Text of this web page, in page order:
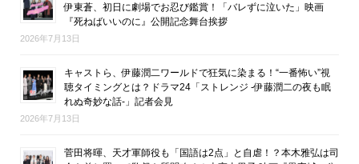
伊東蒼、初日に劇場でお忍び鑑賞！「バレずに泣いた」映画
『死ねばいいのに』公開記念舞台挨拶
2026年7月13日
キャストら、伊藤潤二ワールドで狂気に染まる！“一番怖い”視
聴タイミングとは？ドラマ24「ストレンジ -伊藤潤二の夜も眠
れぬ奇妙な話-」記者会見
2026年7月13日
菅田将暉、天才軍師役も「国語は2点」と自虐！？本木雅弘は司